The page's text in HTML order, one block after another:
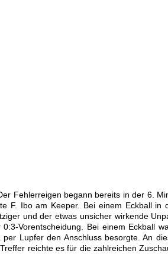
Fehlerreigen begann bereits in der 6.
F. Ibo am Keeper. Bei einem Eckball
und der etwas unsicher wirkende
Vorentscheidung. Bei einem Eckball
Lupfer den Anschluss besorgte. An
reichte es für die zahlreichen